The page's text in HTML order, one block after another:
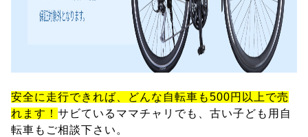
安全に走行できれば、どんな自転車も500円以上で売
れます！ サビているママチャリでも、古い子ども用自
転車もご相談下さい。